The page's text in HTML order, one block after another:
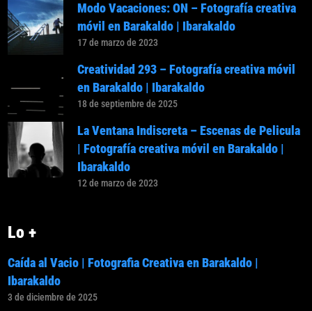
Modo Vacaciones: ON – Fotografía creativa
móvil en Barakaldo | Ibarakaldo
17 de marzo de 2023
Creatividad 293 – Fotografía creativa móvil
en Barakaldo | Ibarakaldo
18 de septiembre de 2025
La Ventana Indiscreta – Escenas de Pelicula
| Fotografía creativa móvil en Barakaldo |
Ibarakaldo
12 de marzo de 2023
Lo +
Caída al Vacio | Fotografia Creativa en Barakaldo |
Ibarakaldo
3 de diciembre de 2025